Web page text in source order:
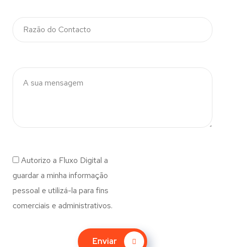
Autorizo a Fluxo Digital a
guardar a minha informação
pessoal e utilizá-la para fins
comerciais e administrativos.
Enviar